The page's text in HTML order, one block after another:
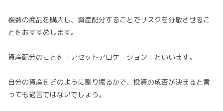
複数の商品を購入し、資産配分することでリスクを分散させるこ
とをおすすめします。
資産配分のことを「アセットアロケーション」といいます。
自分の資産をどのように割り振るかで、投資の成否が決まると言
っても過言ではないでしょう。